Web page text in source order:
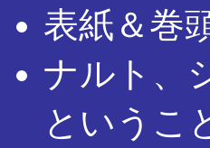
表紙＆巻
ナルト、
というこ